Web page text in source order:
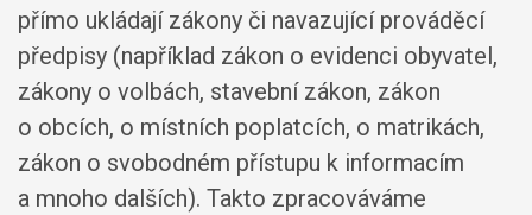
přímo ukládají zákony či navazující prováděcí
předpisy (například zákon o evidenci obyvatel,
zákony o volbách, stavební zákon, zákon
o obcích, o místních poplatcích, o matrikách,
zákon o svobodném přístupu k informacím
a mnoho dalších). Takto zpracováváme